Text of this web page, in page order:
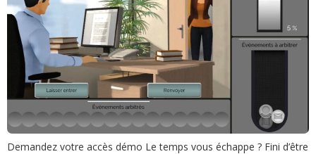
Demandez votre accès démo Le temps vous échappe ? Fini d’être